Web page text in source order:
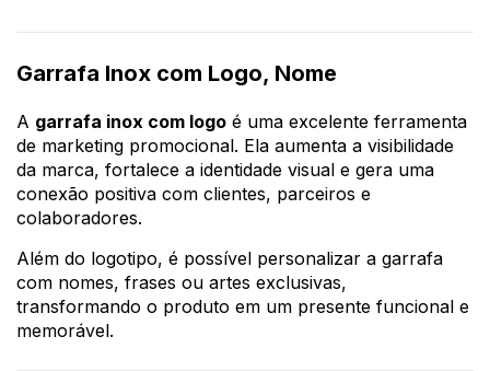
Garrafa Inox com Logo, Nome
A garrafa inox com logo é uma excelente ferramenta
de marketing promocional. Ela aumenta a visibilidade
da marca, fortalece a identidade visual e gera uma
conexão positiva com clientes, parceiros e
colaboradores.
Além do logotipo, é possível personalizar a garrafa
com nomes, frases ou artes exclusivas,
transformando o produto em um presente funcional e
memorável.